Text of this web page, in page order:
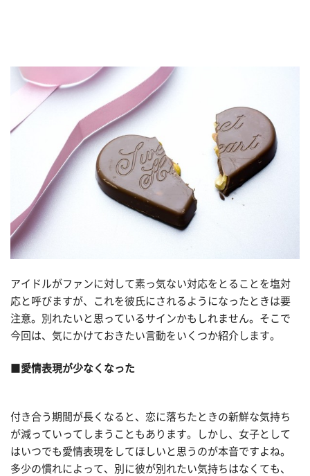
アイドルがファンに対して素っ気ない対応をとることを塩対
応と呼びますが、これを彼氏にされるようになったときは要
注意。別れたいと思っているサインかもしれません。そこで
今回は、気にかけておきたい言動をいくつか紹介します。
愛情表現が少なくなった
付き合う期間が長くなると、恋に落ちたときの新鮮な気持ち
が減っていってしまうこともあります。しかし、女子として
はいつでも愛情表現をしてほしいと思うのが本音ですよね。
多少の慣れによって、別に彼が別れたい気持ちはなくても、